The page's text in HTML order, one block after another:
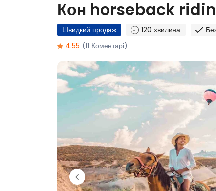
Кон horseback
Швидкий продаж 120 хвилина
4.55 (11 Коментарі)